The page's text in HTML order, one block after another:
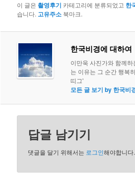
이 글은촬영후기 카테고리에 분류되었고 한
습니다. 고유주소 북마크.
한국비경에 대하여
이만욱 사진가와 함께
는 이유는 그 순간 행복
띠그'
모든 글 보기 by 한국비
답글 남기기
댓글을 달기 위해서는 로그인해야합니다.